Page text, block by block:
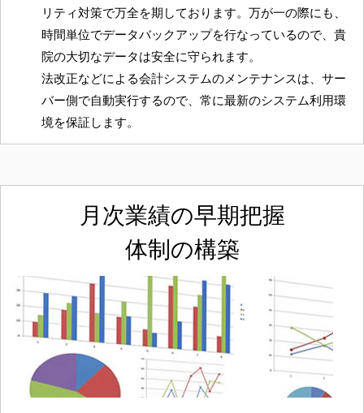
リティ対策で万全を期しております。万が一の際にも、
時間単位でデータバックアップを行なっているので、貴
院の大切なデータは安全に守られます。
法改正などによる会計システムのメンテナンスは、サー
バー側で自動実行するので、常に最新のシステム利用環
境を保証します。
月次業績の早期把握
体制の構築